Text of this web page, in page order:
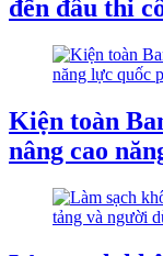
đến đâu thi
Kiện toàn
nâng cao